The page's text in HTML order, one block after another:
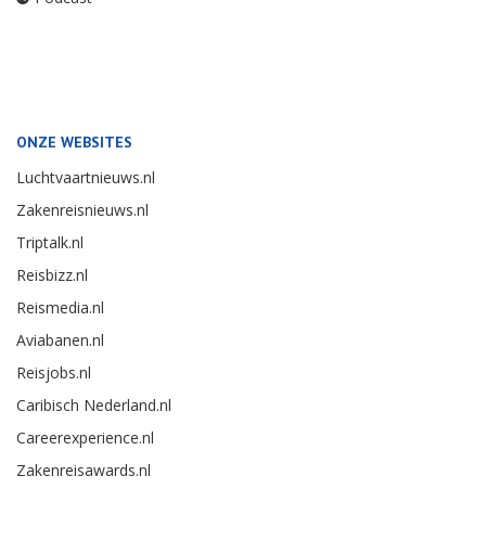
ONZE WEBSITES
Luchtvaartnieuws.nl
Zakenreisnieuws.nl
Triptalk.nl
Reisbizz.nl
Reismedia.nl
Aviabanen.nl
Reisjobs.nl
Caribisch Nederland.nl
Careerexperience.nl
Zakenreisawards.nl